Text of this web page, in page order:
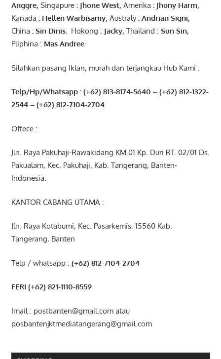
Anggre, Singapure: JhoneWest, Amerika : JhonyHarm,
Kanada : Hellen Warbisamy, Australy: Andrian Signi,
China : Sin Dinis. Hokong : Jacky, Thailand : Sun Sin,
Pliphina : Mas Andree
Silahkan pasang Iklan, murah dan terjangkau Hub Kami :
Telp/Hp/Whatsapp : (+62) 813-8174-5640 – (+62) 812-1322-
2544– (+62) 812-7104-2704
Offece :
Jln. Raya Pakuhaji-Rawakidang KM.01 Kp. Duri RT. 02/01 Ds.
Pakualam, Kec. Pakuhaji, Kab. Tangerang, Banten-
Indonesia.
KANTOR CABANG UTAMA :
Jln. Raya Kotabumi, Kec. Pasarkemis, 15560 Kab.
Tangerang, Banten
Telp / whatsapp : (+62) 812-7104-2704
FERI (+62) 821-1110-8559
Imail : postbanten@gmail.com atau
posbantenjktmediatangerang@gmail.com